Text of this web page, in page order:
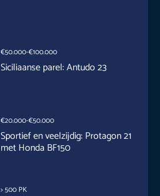
€50.000-€100.000
Siciliaanse parel: Antudo 23
€20.000-€50.000
Sportief en veelzijdig: Protagon 21
met Honda BF150
> 500 PK